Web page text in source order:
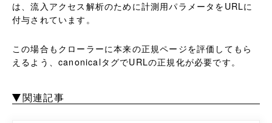
は、流入アクセス解析のために計測用パラメータをURLに
付与されています。
この場合もクローラーに本来の正規ページを評価してもら
えるよう、canonicalタグでURLの正規化が必要です。
関連記事